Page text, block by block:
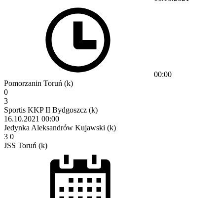
00:00
Pomorzanin Toruń (k)
0
3
Sportis KKP II Bydgoszcz (k)
16.10.2021 00:00
Jedynka Aleksandrów Kujawski (k)
3 0
JSS Toruń (k)